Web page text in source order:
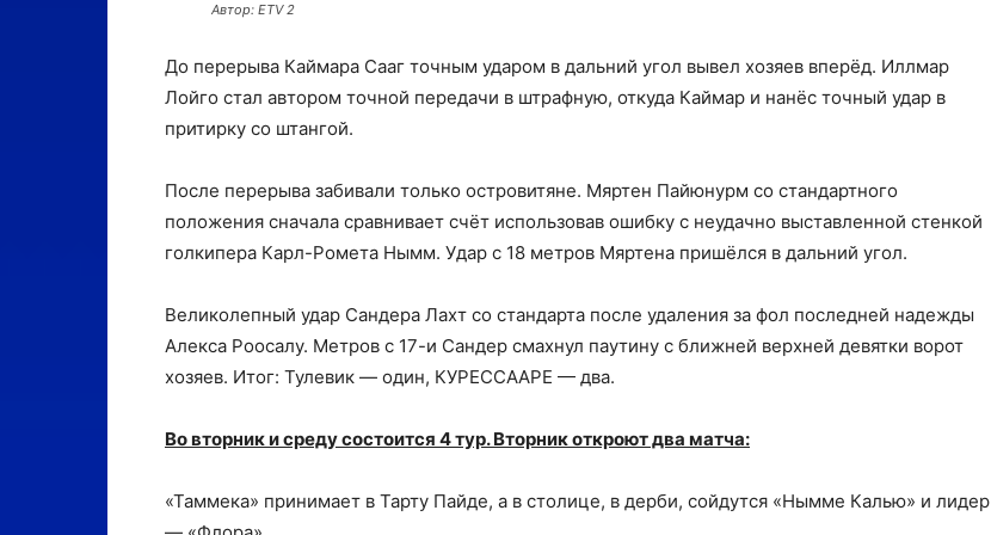
Aвтор: ETV 2
До перерыва Каймара Сааг точным ударом в дальний угол вывел хозяев вперёд. Иллмар
Лойго стал автором точной передачи в штрафную, откуда Каймар и нанёс точный удар в
притирку со штангой.
После перерыва забивали только островитяне. Мяртен Пайюнурм со стандартного
положения сначала сравнивает счёт использовав ошибку с неудачно выставленной стенкой
голкипера Карл-Ромета Нымм. Удар с 18 метров Мяртена пришёлся в дальний угол.
Великолепный удар Сандера Лахт со стандарта после удаления за фол последней надежды
Алекса Роосалу. Метров с 17-и Сандер смахнул паутину с ближней верхней девятки ворот
хозяев. Итог: Тулевик — один, КУРЕССААРЕ — два.
Во вторник и среду состоится 4 тур. Вторник откроют два матча:
«Таммека» принимает в Тарту Пайде, а в столице, в дерби, сойдутся «Нымме Калью» и лидер